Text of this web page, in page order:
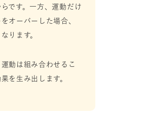
です。一方、運動だけ
オーバーした場合、
ります。
動は組み合わせるこ
を生み出します。